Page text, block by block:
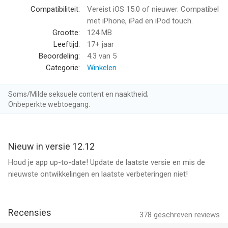
vouchers via onze nieuwsbrief en meldingen in de app.
- Doe mee met wincompetities en maak kans op geweldige
- Draai aan het Wheel of Passion om nog meer Passion Points
en andere prijzen te verdienen
wordt member en krijg een 10% welkoms korting.
Hunkemöller: een van de grootste lingerie specialisten in
Hunkemöller: de lingerie specialist met collecties van lingerie en
ondergoed tot badmode en bikini's. Ondergoed zoals bhs en
slips, voor dagelijks gebruik maar ook lingerie voor speciale
beenmode. Fijne panty's, kousen en bh accessoires zijn ook
Compatibiliteit:
Vereist iOS 15.0 of nieuwer. Compatibel
met iPhone, iPad en iPod touch.
Grootte:
124 MB
Leeftijd:
17+ jaar
Beoordeling:
4.3 van 5
Categorie:
Winkelen
Soms/Milde seksuele content en naaktheid;
Onbeperkte webtoegang.
Nieuw in versie 12.12
Houd je app up-to-date! Update de laatste versie en mis de
nieuwste ontwikkelingen en laatste verbeteringen niet!
378 geschreven reviews
Recensies